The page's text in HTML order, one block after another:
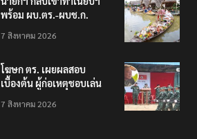
พร้อม ผบ.ตร.-ผบช.ก.
ปืนเถื่อน
7 สิงหาคม 2026
โฆษก ตร. เผยผลสอบ
เบื้องต้น ผู้ก่อเหตุชอบเล่น
เหตุรุนแรงก่อนลงมือ
7 สิงหาคม 2026